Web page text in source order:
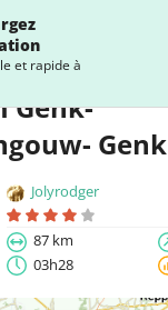
et rapide à
Genk-
Genk
Jolyrodger
87 km
03h28